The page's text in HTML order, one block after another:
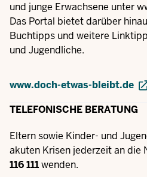
und junge Erwachsene unter
Das Portal bietet darüber
Buchtipps und weitere
und Jugendliche.
www.doch-etwas-bleibt.de
TELEFONISCHE BERATUNG
Eltern sowie Kinder- und
akuten Krisen jederzeit an die
116 111wenden.